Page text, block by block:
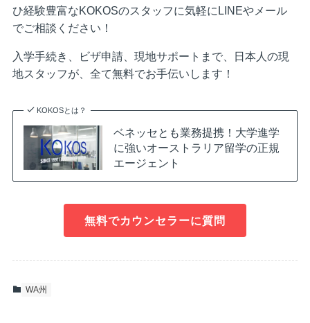
ひ経験豊富なKOKOSのスタッフに気軽にLINEやメール
でご相談ください！
入学手続き、ビザ申請、現地サポートまで、日本人の現
地スタッフが、全て無料でお手伝いします！
KOKOSとは？
ベネッセとも業務提携！大学進学
に強いオーストラリア留学の正規
エージェント
無料でカウンセラーに質問
WA州